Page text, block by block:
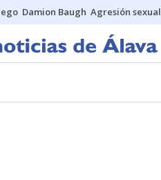
Damion Baugh Agresión sexual